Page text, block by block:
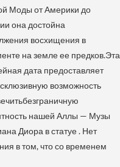
Моды от Америки до
она достойна
восхищения в
на земле ее предков.Эта
дата предоставляет
возможность
нашей Аллы — Музы
Диора в статуе . Нет
в том, что со временем